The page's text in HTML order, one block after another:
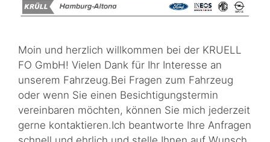
Moin und herzlich willkommen bei der KRUELL
FO GmbH! Vielen Dank für Ihr Interesse an
unserem Fahrzeug.Bei Fragen zum Fahrzeug
oder wenn Sie einen Besichtigungstermin
vereinbaren möchten, können Sie mich jederzeit
gerne kontaktieren.Ich beantworte Ihre Anfragen